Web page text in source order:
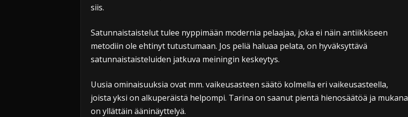
siis.
Satunnaistaistelut tulee nyppimään modernia pelaajaa, joka ei näin antiikkiseen
metodiin ole ehtinyt tutustumaan. Jos peliä haluaa pelata, on hyväksyttävä
satunnaistaisteluiden jatkuva meiningin keskeytys.
Uusia ominaisuuksia ovat mm. vaikeusasteen säätö kolmella eri vaikeusasteella,
joista yksi on alkuperäistä helpompi. Tarina on saanut pientä hienosäätöä ja mukana
on yllättäin ääninäyttelyä.